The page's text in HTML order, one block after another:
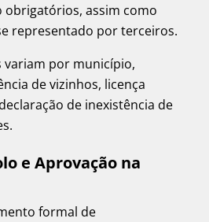
obrigatórios, assim como
representado por terceiros.
variam por município,
de vizinhos, licença
de inexistência de
e Aprovação na
formal de